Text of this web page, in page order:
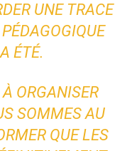
UNE TRACE
ÉTÉ.
ORGANISER
SOMMES AU
QUE LES